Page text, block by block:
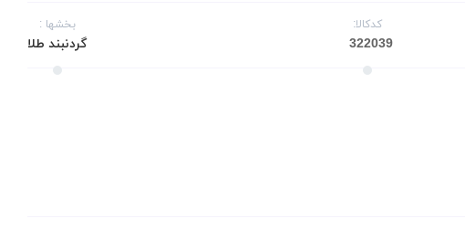
کدکالا: بخشها :
گردنبند طلا